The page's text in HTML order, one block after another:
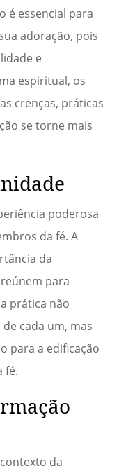
é essencial para
adoração, pois
e
espiritual, os
crenças, práticas
se torne mais
poderosa
da fé. A
da
para
prática não
cada um, mas
para a edificação
fé.
da